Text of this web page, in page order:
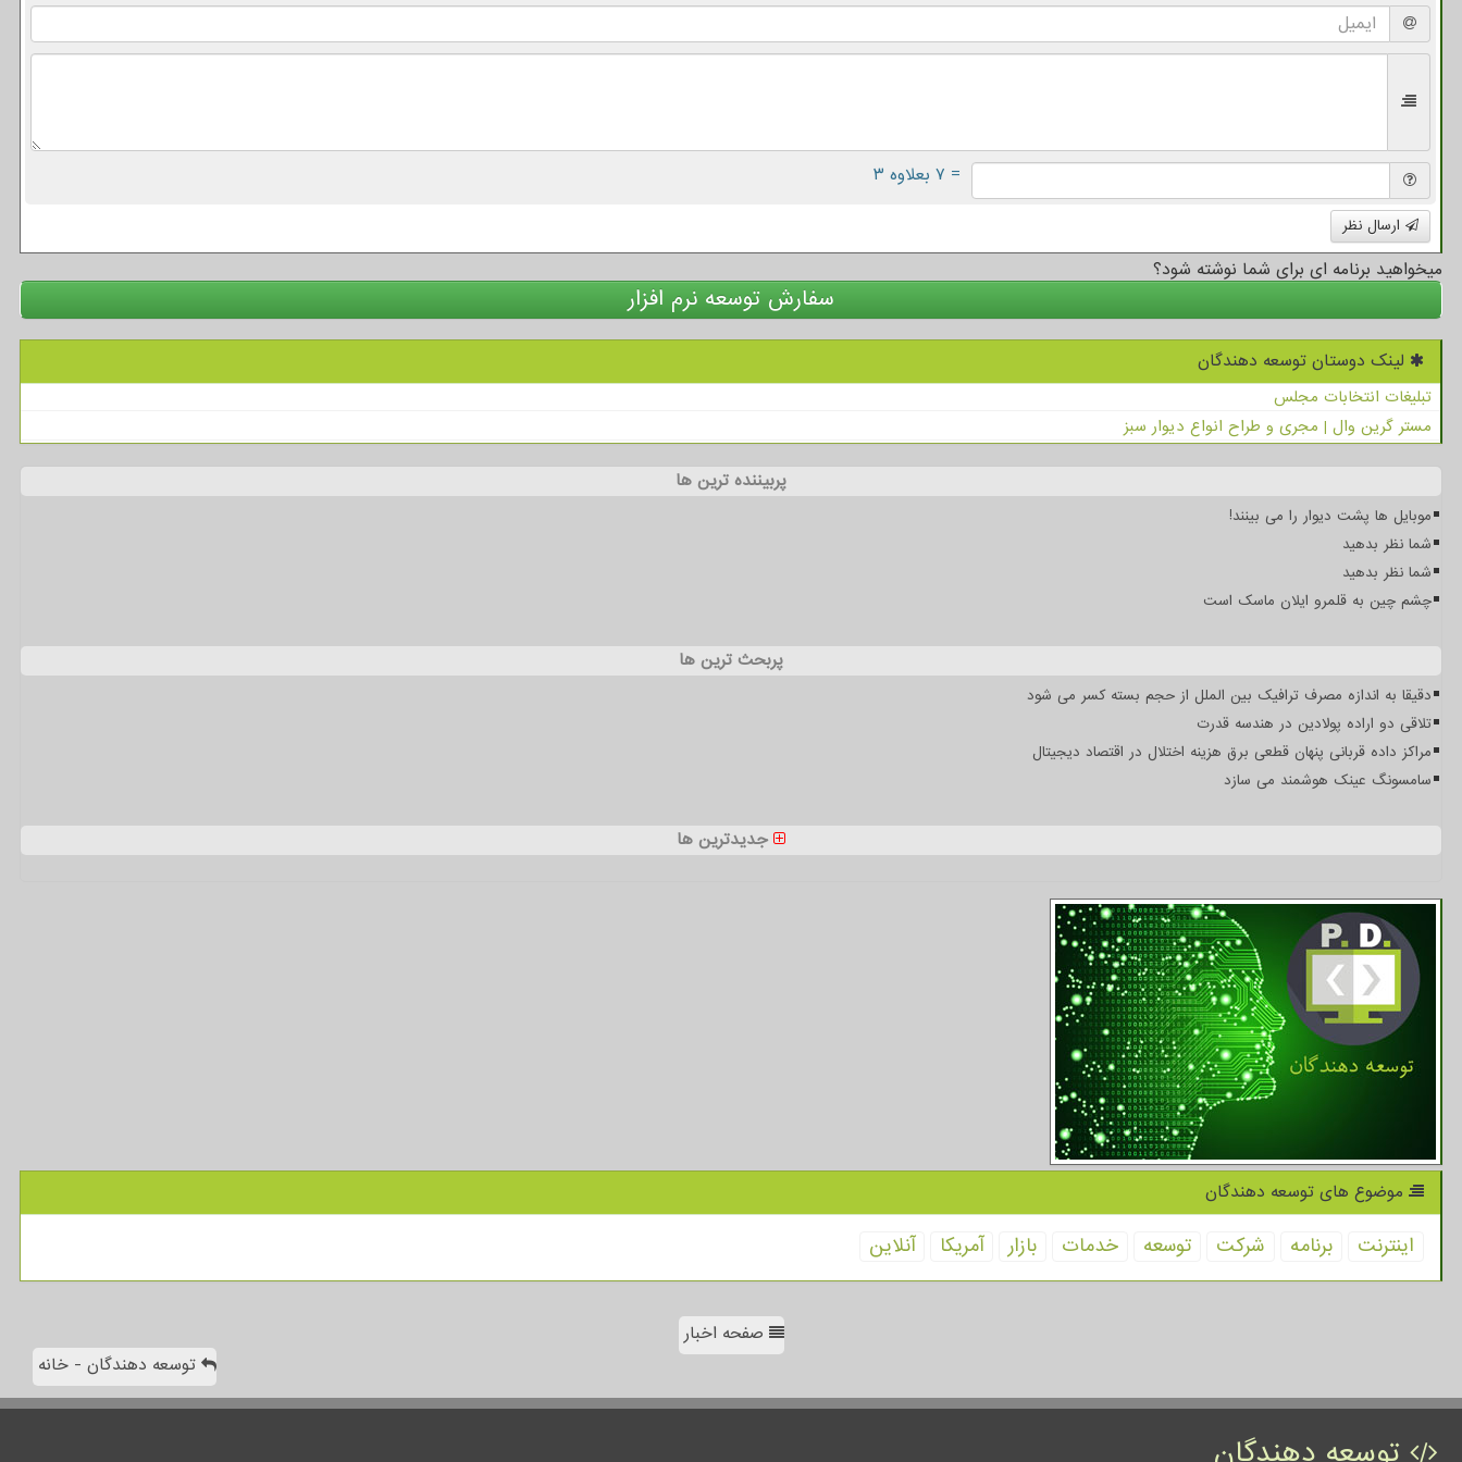
= ۷ بعلاوه ۳
ارسال نظر
میخواهید برنامه ای برای شما نوشته شود؟
سفارش توسعه نرم افزار
لینک دوستان توسعه دهندگان
تبلیغات انتخابات مجلس
مستر گرین وال | مجری و طراح انواع دیوار سبز
پربیننده ترین ها
موبایل ها پشت دیوار را می بینند!
شما نظر بدهید
شما نظر بدهید
چشم چین به قلمرو ایلان ماسک است
پربحث ترین ها
دقیقا به اندازه مصرف ترافیک بین الملل از حجم بسته کسر می شود
تلاقی دو اراده پولادین در هندسه قدرت
مراکز داده قربانی پنهان قطعی برق هزینه اختلال در اقتصاد دیجیتال
سامسونگ عینک هوشمند می سازد
جدیدترین ها
موضوع های توسعه دهندگان
اینترنت برنامه شركت توسعه خدمات بازار آمریكا آنلاین
صفحه اخبار
توسعه دهندگان - خانه
توسعه دهندگان